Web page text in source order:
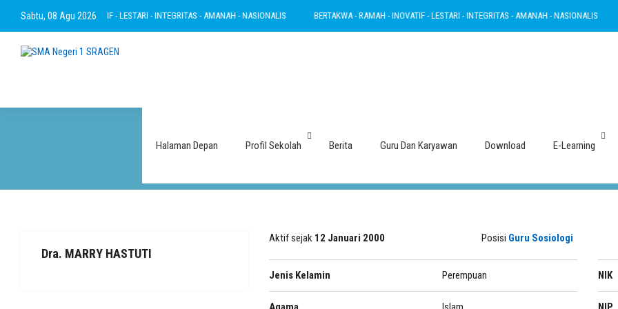
Sabtu, 08 Agu 2026
- RAMAH - INOVATIF - LESTARI - INTEGRITAS - AMANAH - NASIONALIS BERTAKWA - RAMAH - INOVATIF - LESTARI - INTEGRITAS - AMANAH - NASIONALIS
Halaman Depan Profil Sekolah Berita Guru Dan Karyawan Download E-Learning
Dra. MARRY HASTUTI
Dra. MARRY HASTUTI
Aktif sejak 12 Januari 2000 Posisi Guru Sosiologi
Jenis Kelamin Perempuan NIK